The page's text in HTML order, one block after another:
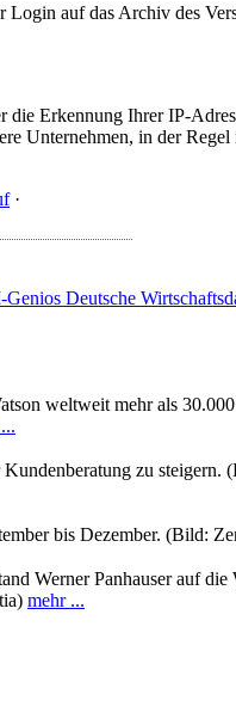
auf das Archiv des
Erkennung Ihrer IP-
Unternehmen, in der
·
Deutsche
weltweit mehr als
zu steigern.
bis Dezember. (Bild:
Werner Panhauser auf
mehr ...